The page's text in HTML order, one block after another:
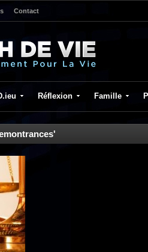
Contact
Réflexion Famille